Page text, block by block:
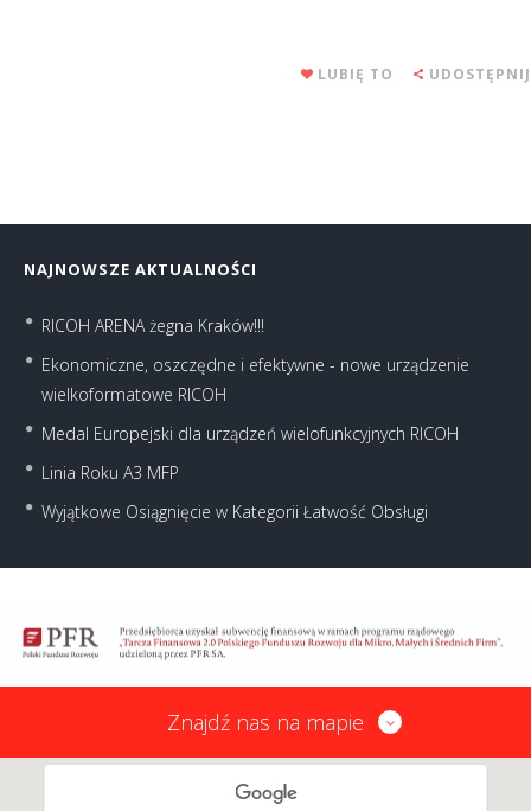
LUBIĘ TO UDOSTĘPNIJ
NAJNOWSZE AKTUALNOŚCI
RICOH ARENA żegna Kraków!!!
Ekonomiczne, oszczędne i efektywne - nowe urządzenie
wielkoformatowe RICOH
Medal Europejski dla urządzeń wielofunkcyjnych RICOH
Linia Roku A3 MFP
Wyjątkowe Osiągnięcie w Kategorii Łatwość Obsługi
Znajdź nas na mapie